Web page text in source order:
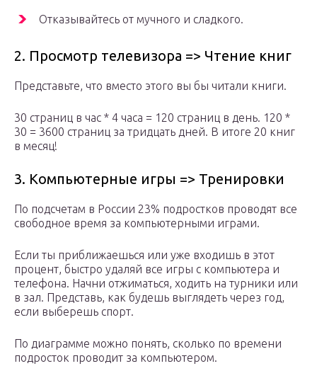
Отказывайтесь от мучного и сладкого.
2. Просмотр телевизора => Чтение книг
Представьте, что вместо этого вы бы читали книги.
30 страниц в час * 4 часа = 120 страниц в день. 120 *
30 = 3600 страниц за тридцать дней. В итоге 20 книг
в месяц!
3. Компьютерные игры => Тренировки
По подсчетам в России 23% подростков проводят все
свободное время за компьютерными играми.
Если ты приближаешься или уже входишь в этот
процент, быстро удаляй все игры с компьютера и
телефона. Начни отжиматься, ходить на турники или
в зал. Представь, как будешь выглядеть через год,
если выберешь спорт.
По диаграмме можно понять, сколько по времени
подросток проводит за компьютером.